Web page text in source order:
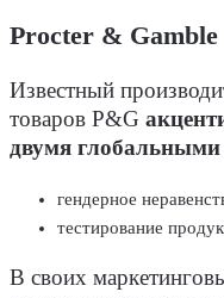
Procter & Gamble
Известный
товаров P&G
двумя
гендерное
тестирование
В своих